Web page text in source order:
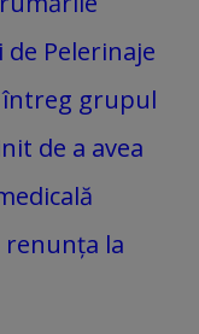
Pelerinaje
grupul
de a avea
renunța la